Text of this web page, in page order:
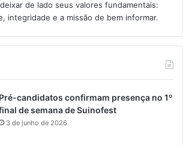
de lado seus valores fundamentais:
integridade e a missão de bem informar.​
Pré-candidatos confirmam presença no 1º
de semana de Suinofest
3 de junho de 2026